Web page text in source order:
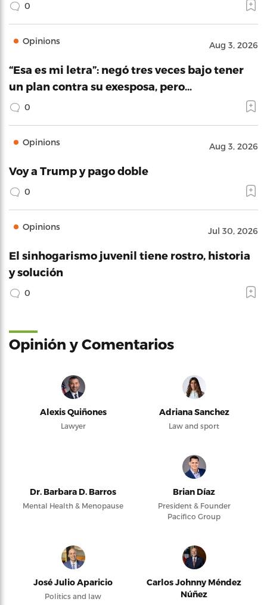
0
Opinions Aug 3, 2026
“Esa es mi letra”: negó tres veces bajo tener
un plan contra su exesposa, pero…
0
Opinions Aug 3, 2026
Voy a Trump y pago doble
0
Opinions Jul 30, 2026
El sinhogarismo juvenil tiene rostro, historia
y solución
0
Opinión y Comentarios
Alexis Quiñones
Lawyer
Adriana Sanchez
Law and sport
Dr. Barbara D. Barros
Mental Health & Menopause
Brian Díaz
President & Founder
Pacifico Group
José Julio Aparicio
Politics and law
Carlos Johnny Méndez
Núñez